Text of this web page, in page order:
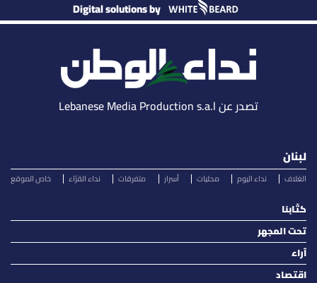
Digital solutions by
تصدر عن Lebanese Media Production s.a.l
لبنان
الغلاف نداء اليوم محليات أسرار متفرقات نداء القرّاء خاص الموقع
كتّابنا
تحت المجهر
آراء
اقتصاد